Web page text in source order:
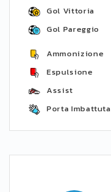
Gol Vittoria
Gol Pareggio
Ammonizione
Espulsione
Assist
Porta Imbattuta